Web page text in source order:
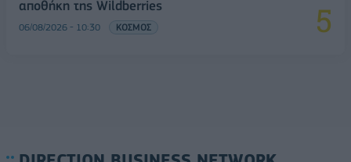
αποθήκη της Wildberries
06/08/2026 - 10:30 ΚΟΣΜΟΣ